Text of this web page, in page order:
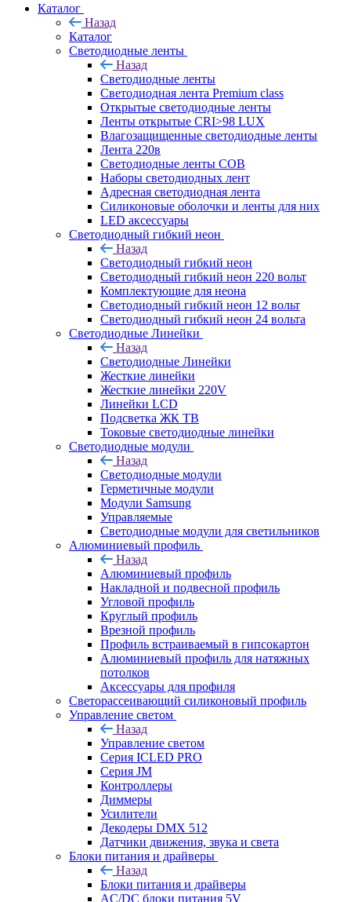
Каталог
Назад
Каталог
Светодиодные ленты
Назад
Светодиодные ленты
Светодиодная лента Premium class
Открытые светодиодные ленты
Ленты открытые CRI>98 LUX
Влагозащищенные светодиодные ленты
Лента 220в
Светодиодные ленты COB
Наборы светодиодных лент
Адресная светодиодная лента
Силиконовые оболочки и ленты для них
LED аксессуары
Светодиодный гибкий неон
Назад
Светодиодный гибкий неон
Светодиодный гибкий неон 220 вольт
Комплектующие для неона
Светодиодный гибкий неон 12 вольт
Светодиодный гибкий неон 24 вольта
Светодиодные Линейки
Назад
Светодиодные Линейки
Жесткие линейки
Жесткие линейки 220V
Линейки LCD
Подсветка ЖК ТВ
Токовые светодиодные линейки
Светодиодные модули
Назад
Светодиодные модули
Герметичные модули
Модули Samsung
Управляемые
Светодиодные модули для светильников
Алюминиевый профиль
Назад
Алюминиевый профиль
Накладной и подвесной профиль
Угловой профиль
Круглый профиль
Врезной профиль
Профиль встраиваемый в гипсокартон
Алюминиевый профиль для натяжных
потолков
Аксессуары для профиля
Светорассеивающий силиконовый профиль
Управление светом
Назад
Управление светом
Серия ICLED PRO
Серия JM
Контроллеры
Диммеры
Усилители
Декодеры DMX 512
Датчики движения, звука и света
Блоки питания и драйверы
Назад
Блоки питания и драйверы
AC/DC блоки питания 5V